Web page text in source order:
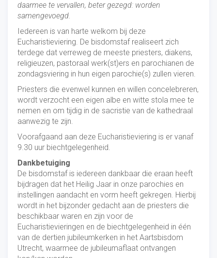
daarmee te vervallen, beter gezegd: worden
samengevoegd.
Iedereen is van harte welkom bij deze
Eucharistieviering. De bisdomstaf realiseert zich
terdege dat verreweg de meeste priesters, diakens,
religieuzen, pastoraal werk(st)ers en parochianen de
zondagsviering in hun eigen parochie(s) zullen vieren.
Priesters die evenwel kunnen en willen concelebreren,
wordt verzocht een eigen albe en witte stola mee te
nemen en om tijdig in de sacristie van de kathedraal
aanwezig te zijn.
Voorafgaand aan deze Eucharistieviering is er vanaf
9.30 uur biechtgelegenheid.
Dankbetuiging
De bisdomstaf is iedereen dankbaar die eraan heeft
bijdragen dat het Heilig Jaar in onze parochies en
instellingen aandacht en vorm heeft gekregen. Hierbij
wordt in het bijzonder gedacht aan de priesters die
beschikbaar waren en zijn voor de
Eucharistievieringen en de biechtgelegenheid in één
van de dertien jubileumkerken in het Aartsbisdom
Utrecht, waarmee de jubileumaflaat ontvangen